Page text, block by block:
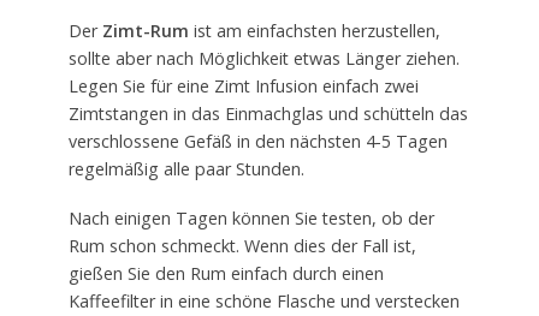
Der Zimt-Rum ist am einfachsten herzustellen,
sollte aber nach Möglichkeit etwas Länger ziehen.
Legen Sie für eine Zimt Infusion einfach zwei
Zimtstangen in das Einmachglas und schütteln das
verschlossene Gefäß in den nächsten 4-5 Tagen
regelmäßig alle paar Stunden.
Nach einigen Tagen können Sie testen, ob der
Rum schon schmeckt. Wenn dies der Fall ist,
gießen Sie den Rum einfach durch einen
Kaffeefilter in eine schöne Flasche und verstecken